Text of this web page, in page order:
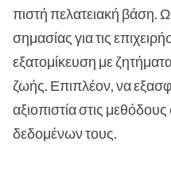
πιστή πελατειακή βάση.
σημασίας για τις
εξατομίκευση με
ζωής. Επιπλέον, να
αξιοπιστία στις
δεδομένων τους.